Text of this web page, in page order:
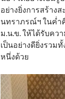
อย่างยิ่งการสร้าง
นทราภรณ์ฯ ในค่ำ
ม.น.ข. ให้ได้รับคว
เป็นอย่างดียิ่งรวม
หนึ่งด้วย